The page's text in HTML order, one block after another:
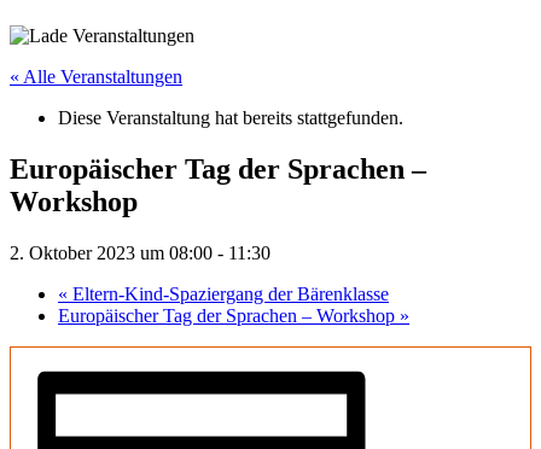
« Alle Veranstaltungen
Diese Veranstaltung hat bereits stattgefunden.
Europäischer Tag der Sprachen –
Workshop
2. Oktober 2023 um 08:00 - 11:30
« Eltern-Kind-Spaziergang der Bärenklasse
Europäischer Tag der Sprachen – Workshop »